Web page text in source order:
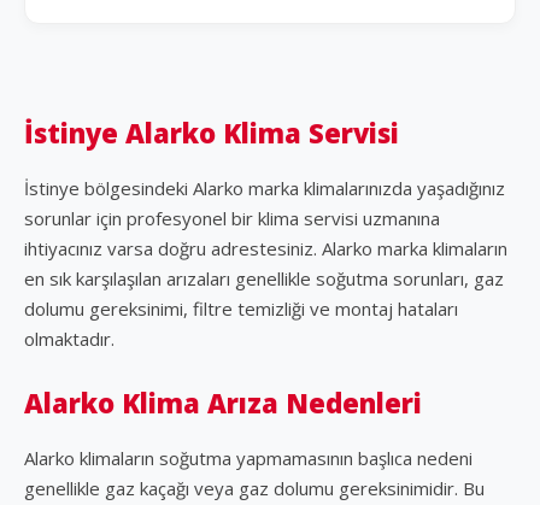
İstinye Alarko Klima Servisi
İstinye bölgesindeki Alarko marka klimalarınızda yaşadığınız
sorunlar için profesyonel bir klima servisi uzmanına
ihtiyacınız varsa doğru adrestesiniz. Alarko marka klimaların
en sık karşılaşılan arızaları genellikle soğutma sorunları, gaz
dolumu gereksinimi, filtre temizliği ve montaj hataları
olmaktadır.
Alarko Klima Arıza Nedenleri
Alarko klimaların soğutma yapmamasının başlıca nedeni
genellikle gaz kaçağı veya gaz dolumu gereksinimidir. Bu